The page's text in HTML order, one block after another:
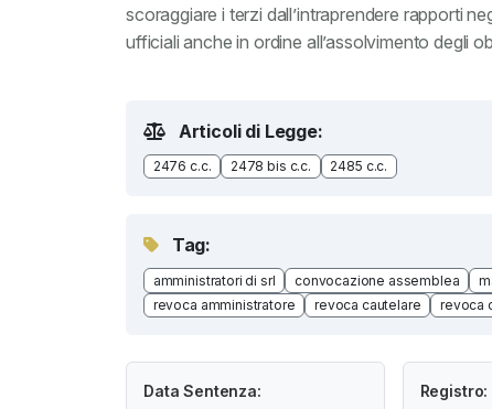
scoraggiare i terzi dall’intraprendere rapporti
ufficiali anche in ordine all’assolvimento degli
Articoli di Legge:
2476 c.c. 2478 bis c.c. 2485 c.c.
Tag:
amministratori di srl convocazione assemblea
revoca amministratore
revoca cautelare revoca
Data Sentenza: Registro: